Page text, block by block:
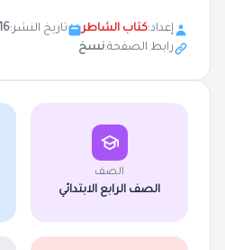
إعداد:كتاب الشاطر تاريخ النشر:16 ديسمبر 2025
رابط الصفحة:نسخ
الصف
الصف الرابع الابتدائي